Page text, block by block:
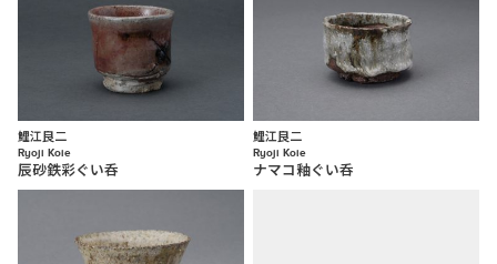
鯉江良二
Ryoji Koie
辰砂鉄彩ぐい呑
鯉江良二
Ryoji Koie
ナマコ釉ぐい呑